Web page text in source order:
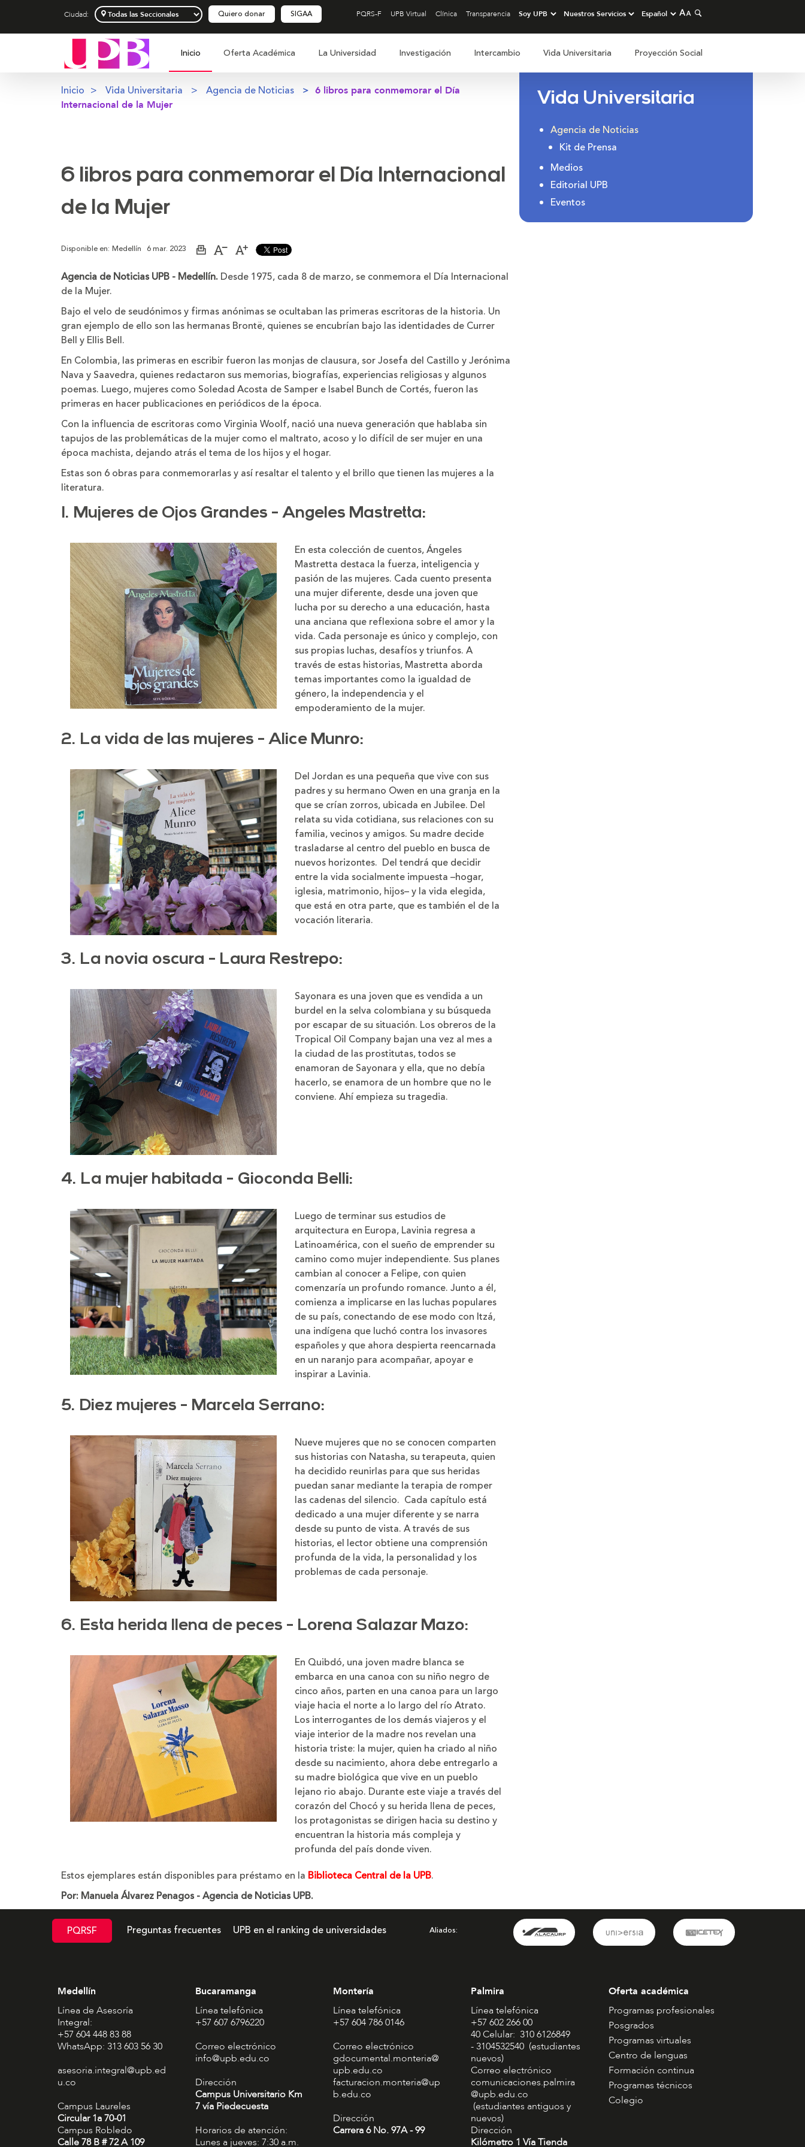
Ciudad: Quiero donar SIGAA PQRS-F UPB Virtual Clínica Transparencia
Inicio Oferta Académica La Universidad Investigación Intercambio Vida Universitaria Proyección Social
Vida Universitaria
Agencia de Noticias
Kit de Prensa
Medios
Editorial UPB
Eventos
Inicio Vida Universitaria Agencia de Noticias
6 libros para conmemorar el Día
Internacional de la Mujer
6 libros para conmemorar el Día Internacional
de la Mujer
Disponible en: Medellín 6 mar. 2023
ImprimirAumentar
de
Disminuir
de
Agencia de Noticias UPB - Medellín. Desde 1975, cada 8 de marzo, se conmemora el Día Internacional
de la Mujer.
Bajo el velo de seudónimos y firmas anónimas se ocultaban las primeras escritoras de la historia. Un
gran ejemplo de ello son las hermanas Brontë, quienes se encubrían bajo las identidades de Currer
Bell y Ellis Bell.
En Colombia, las primeras en escribir fueron las monjas de clausura, sor Josefa del Castillo y Jerónima
Nava y Saavedra, quienes redactaron sus memorias, biografías, experiencias religiosas y algunos
poemas. Luego, mujeres como Soledad Acosta de Samper e Isabel Bunch de Cortés, fueron las
primeras en hacer publicaciones en periódicos de la época.
Con la influencia de escritoras como Virginia Woolf, nació una nueva generación que hablaba sin
tapujos de las problemáticas de la mujer como el maltrato, acoso y lo difícil de ser mujer en una
época machista, dejando atrás el tema de los hijos y el hogar.
Estas son 6 obras para conmemorarlas y así resaltar el talento y el brillo que tienen las mujeres a la
literatura.
1. Mujeres de Ojos Grandes - Angeles Mastretta:
En esta colección de cuentos, Ángeles
Mastretta destaca la fuerza, inteligencia y
pasión de las mujeres. Cada cuento presenta
una mujer diferente, desde una joven que
lucha por su derecho a una educación, hasta
una anciana que reflexiona sobre el amor y la
vida. Cada personaje es único y complejo, con
sus propias luchas, desafíos y triunfos. A
través de estas historias, Mastretta aborda
temas importantes como la igualdad de
género, la independencia y el
empoderamiento de la mujer.
2. La vida de las mujeres - Alice Munro:
Del Jordan es una pequeña que vive con sus
padres y su hermano Owen en una granja en la
que se crían zorros, ubicada en Jubilee. Del
relata su vida cotidiana, sus relaciones con su
familia, vecinos y amigos. Su madre decide
trasladarse al centro del pueblo en busca de
nuevos horizontes. Del tendrá que decidir
entre la vida socialmente impuesta –hogar,
iglesia, matrimonio, hijos– y la vida elegida,
que está en otra parte, que es también el de la
vocación literaria.
3. La novia oscura - Laura Restrepo:
Sayonara es una joven que es vendida a un
burdel en la selva colombiana y su búsqueda
por escapar de su situación. Los obreros de la
Tropical Oil Company bajan una vez al mes a
la ciudad de las prostitutas, todos se
enamoran de Sayonara y ella, que no debía
hacerlo, se enamora de un hombre que no le
conviene. Ahí empieza su tragedia.
4. La mujer habitada - Gioconda Belli:
Luego de terminar sus estudios de
arquitectura en Europa, Lavinia regresa a
Latinoamérica, con el sueño de emprender su
camino como mujer independiente. Sus planes
cambian al conocer a Felipe, con quien
comenzaría un profundo romance. Junto a él,
comienza a implicarse en las luchas populares
de su país, conectando de ese modo con Itzá,
una indígena que luchó contra los invasores
españoles y que ahora despierta reencarnada
en un naranjo para acompañar, apoyar e
inspirar a Lavinia.
5. Diez mujeres - Marcela Serrano:
Nueve mujeres que no se conocen comparten
sus historias con Natasha, su terapeuta, quien
ha decidido reunirlas para que sus heridas
puedan sanar mediante la terapia de romper
las cadenas del silencio. Cada capítulo está
dedicado a una mujer diferente y se narra
desde su punto de vista. A través de sus
historias, el lector obtiene una comprensión
profunda de la vida, la personalidad y los
problemas de cada personaje.
6. Esta herida llena de peces - Lorena Salazar Mazo:
En Quibdó, una joven madre blanca se
embarca en una canoa con su niño negro de
cinco años, parten en una canoa para un largo
viaje hacia el norte a lo largo del río Atrato.
Los interrogantes de los demás viajeros y el
viaje interior de la madre nos revelan una
historia triste: la mujer, quien ha criado al niño
desde su nacimiento, ahora debe entregarlo a
su madre biológica que vive en un pueblo
lejano rio abajo. Durante este viaje a través del
corazón del Chocó y su herida llena de peces,
los protagonistas se dirigen hacia su destino y
encuentran la historia más compleja y
profunda del país donde viven.
Estos ejemplares están disponibles para préstamo en la Biblioteca Central de la UPB.
Por: Manuela Álvarez Penagos - Agencia de Noticias UPB.
PQRSF Preguntas frecuentes UPB en el ranking de universidades Aliados
Medellín
Línea de Asesoría
Integral:
+57 604 448 83 88
WhatsApp: 313 603 56 30
asesoria.integral@upb.ed
u.co
Campus Laureles
Circular 1a 70-01
Campus Robledo
Calle 78 B # 72 A 109
Bucaramanga
Línea telefónica
+57 607 6796220
Correo electrónico
info@upb.edu.co
Dirección
Campus Universitario Km
7 vía Piedecuesta
Horarios de atención:
Lunes a jueves: 7:30 a.m.
Montería
Línea telefónica
+57 604 786 0146
Correo electrónico
gdocumental.monteria@
upb.edu.co
facturacion.monteria@up
b.edu.co
Dirección
Carrera 6 No. 97A - 99​
Palmira
Línea telefónica
+57 602 266 00
40 Celular: 310 6126849
- 3104532540 (estudiantes
nuevos)
Correo electrónico
comunicaciones.palmira
@upb.edu.co
(estudiantes antiguos y
nuevos)
Dirección
Kilómetro 1 Vía Tienda
Oferta académica
Programas profesionales
Posgrados
Programas virtuales
Centro de lenguas
Formación continua
Programas técnicos
Colegio